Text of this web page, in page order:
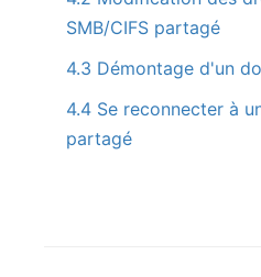
SMB/CIFS partagé
4.3 Démontage d'un
4.4 Se reconnecter à
partagé